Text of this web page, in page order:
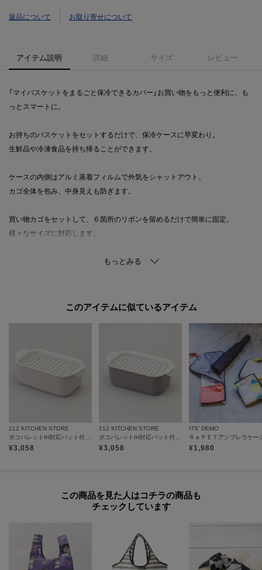
返品について お取り寄せについて
アイテム説明 詳細 サイズ レビュー
「マイバスケットをまるごと保冷できるカバー」お買い物をもっと便利に、も
っとスマートに。
お持ちのバスケットをセットするだけで、保冷ケースに早変わり。
生鮮品や冷凍食品を持ち帰ることができます。
ケースの内側はアルミ蒸着フィルムで外気をシャットアウト。
カゴ全体を包み、中身見えも防ぎます。
買い物カゴをセットして、６箇所のリボンを留めるだけで簡単に固定。
様々なサイズに対応します。
フタ裏にはポケット付き。保冷剤を入れてカゴ全体を冷やすことができま
【取り扱い方法】
食洗機/乾燥機:--
対応熱源:--
耐熱/耐冷温度:--
※照明の関係により、実際よりも色味が違って見える場合があります。ま
た、パソコン・スマートフォンなどの環境により、若干製品と画像のカラー
このアイテムに似ているアイテム
212 KITCHEN STORE
¥3,058
212 KITCHEN STORE
¥3,058
ITS' DEMO
ＲｅＰＥＴアンブレラケー
¥1,980
この商品を見た人はコチラの商品も
チェックしています